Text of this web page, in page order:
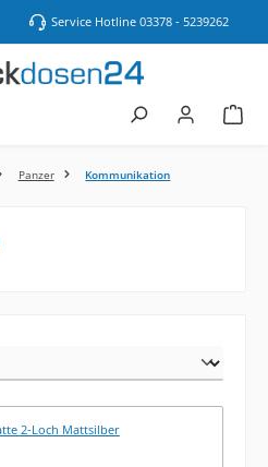
Service Hotline 03378 - 5239262
Panzer Kommunikation